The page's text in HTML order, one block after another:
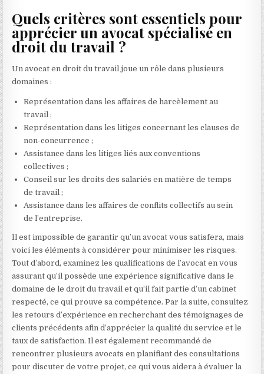
Quels critères sont essentiels pour
apprécier un avocat spécialisé en
droit du travail ?
Un avocat en droit du travail joue un rôle dans plusieurs
domaines :
Représentation dans les affaires de harcèlement au
travail ;
Représentation dans les litiges concernant les clauses de
non-concurrence ;
Assistance dans les litiges liés aux conventions
collectives ;
Conseil sur les droits des salariés en matière de temps
de travail ;
Assistance dans les affaires de conflits collectifs au sein
de l’entreprise.
Il est impossible de garantir qu’un avocat vous satisfera, mais
voici les éléments à considérer pour minimiser les risques.
Tout d’abord, examinez les qualifications de l’avocat en vous
assurant qu’il possède une expérience significative dans le
domaine de le droit du travail et qu’il fait partie d’un cabinet
respecté, ce qui prouve sa compétence. Par la suite, consultez
les retours d’expérience en recherchant des témoignages de
clients précédents afin d’apprécier la qualité du service et le
taux de satisfaction. Il est également recommandé de
rencontrer plusieurs avocats en planifiant des consultations
pour discuter de votre projet, ce qui vous aidera à évaluer la